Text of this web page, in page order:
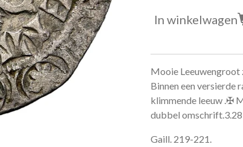
In winkelwagen
Mooie Leeuwengroot
Binnen een versierde
klimmende leeuw .✠
dubbel
Gaill. 219-221.